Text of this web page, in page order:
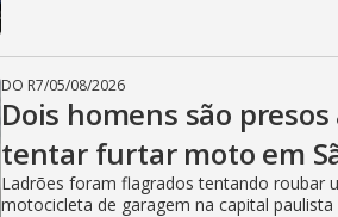
DO R7/05/08/2026
Dois homens são presos
tentar furtar moto em
Ladrões foram flagrados tentando roubar
motocicleta de garagem na capital paulista